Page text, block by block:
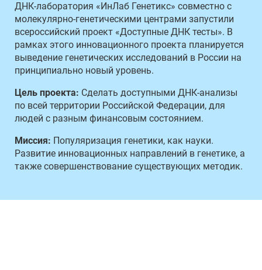
ДНК-лаборатория «ИнЛаб Генетикс» совместно с
молекулярно-генетическими центрами запустили
всероссийский проект «Доступные ДНК тесты». В
рамках этого инновационного проекта планируется
выведение генетических исследований в России на
принципиально новый уровень.
Цель проекта: Сделать доступными ДНК-анализы
по всей территории Российской Федерации, для
людей с разным финансовым состоянием.
Миссия: Популяризация генетики, как науки.
Развитие инновационных направлений в генетике, а
также совершенствование существующих методик.